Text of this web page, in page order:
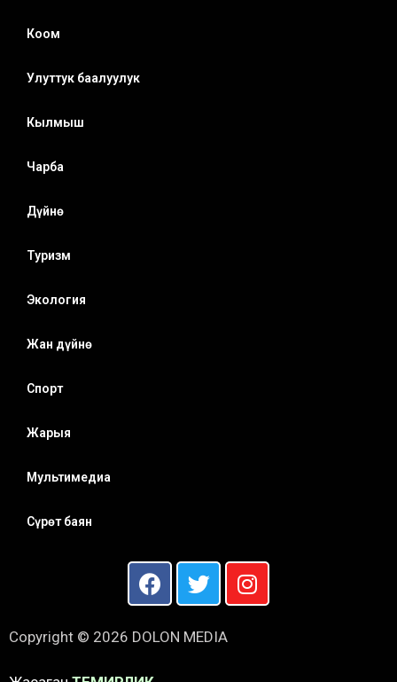
Коом
Улуттук баалуулук
Кылмыш
Чарба
Дүйнө
Туризм
Экология
Жан дүйнө
Спорт
Жарыя
Мультимедиа
Сүрөт баян
Copyright © 2026 DOLON MEDIA